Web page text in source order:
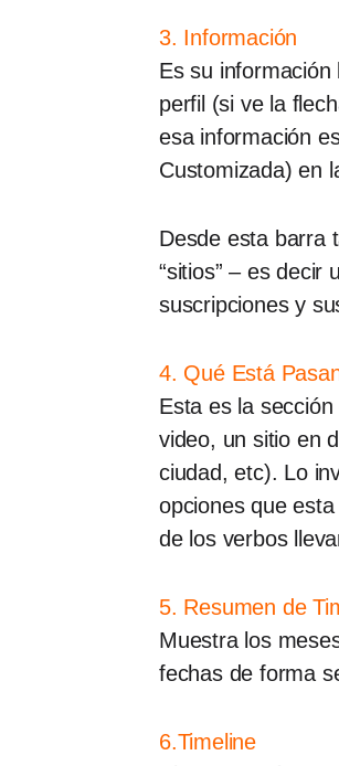
3. Información
Es su
perfil (si ve la
esa información
Customizada) en
Desde esta barra
“sitios” – es decir
suscripciones y
4. Qué Está
Esta es la
video, un sitio en
ciudad, etc). Lo
opciones que esta
de los verbos
5. Resumen de
Muestra los
fechas de forma
6.Timeline